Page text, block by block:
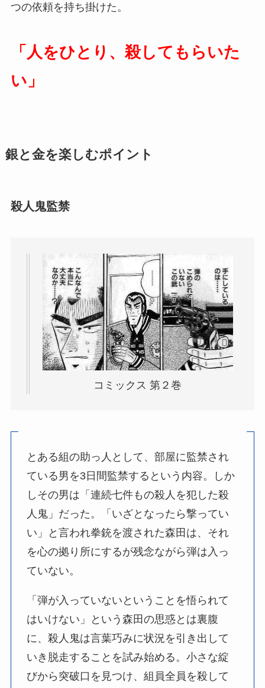
つの依頼を持ち掛けた。
「人をひとり、殺してもらいた
い」
銀と金を楽しむポイント
殺人鬼監禁
コミックス 第２巻
とある組の助っ人として、部屋に監禁され
ている男を3日間監禁するという内容。しか
しその男は「連続七件もの殺人を犯した殺
人鬼」だった。「いざとなったら撃ってい
い」と言われ拳銃を渡された森田は、それ
を心の拠り所にするが残念ながら弾は入っ
ていない。
「弾が入っていないということを悟られて
はいけない」という森田の思惑とは裏腹
に、殺人鬼は言葉巧みに状況を引き出して
いき脱走することを試み始める。小さな綻
びから突破口を見つけ、組員全員を殺して